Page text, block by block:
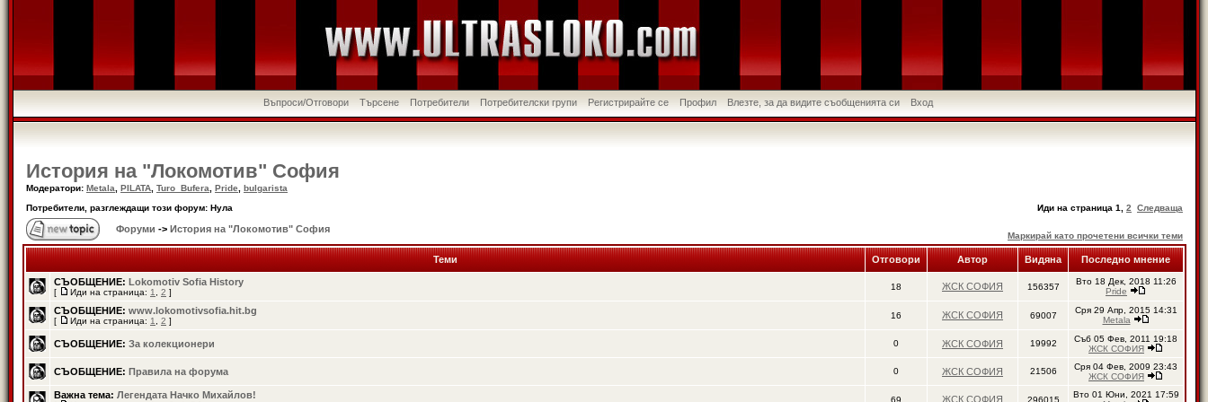
Въпроси/Отговори Търсене Потребители Потребителски групи Регистрирайте се Профил Влезте, за да видите съобщенията си Вход
История на "Локомотив" София
Модератори: Metala PILATA Turo_Bufera Pride
bulgarista
Потребители, разглеждащи този форум: Нула
Иди на страница 1 2 Следваща
Форуми -> История на "Локомотив" София
Маркирай като прочетени всички теми
Теми Отговори Автор Видяна Последно мнение
СЪОБЩЕНИЕ: Lokomotiv Sofia History
[ Иди на страница: 1 2 ]
18 ЖСК СОФИЯ 156357
Вто 18 Дек, 2018 11:26
Pride
СЪОБЩЕНИЕ: www.lokomotivsofia.hit.bg
[ Иди на страница: 1 2 ]
16 ЖСК СОФИЯ 69007
Сря 29 Апр, 2015 14:31
Metala
СЪОБЩЕНИЕ: За колекционери 0 ЖСК СОФИЯ 19992
Съб 05 Фев, 2011 19:18
ЖСК СОФИЯ
СЪОБЩЕНИЕ: Правила на форума 0 ЖСК СОФИЯ 21506
Сря 04 Фев, 2009 23:43
ЖСК СОФИЯ
Важна тема: Легендата Начко Михайлов! 69 ЖСК СОФИЯ 296015
Вто 01 Юни, 2021 17:59